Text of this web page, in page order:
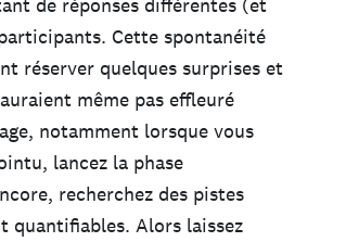
Cette spontanéité
réserver quelques surprises et
même pas effleuré
notamment lorsque vous
lancez la phase
recherchez des pistes
quantifiables. Alors laissez